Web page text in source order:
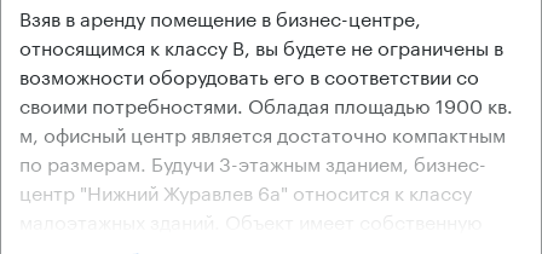
Взяв в аренду помещение в бизнес-центре,
относящимся к классу В, вы будете не ограничены в
возможности оборудовать его в соответствии со
своими потребностями. Обладая площадью 1900 кв.
м, офисный центр является достаточно компактным
по размерам. Будучи 3-этажным зданием, бизнес-
центр "Нижний Журавлев 6а" относится к классу
малоэтажных зданий. Объект имеет собственную